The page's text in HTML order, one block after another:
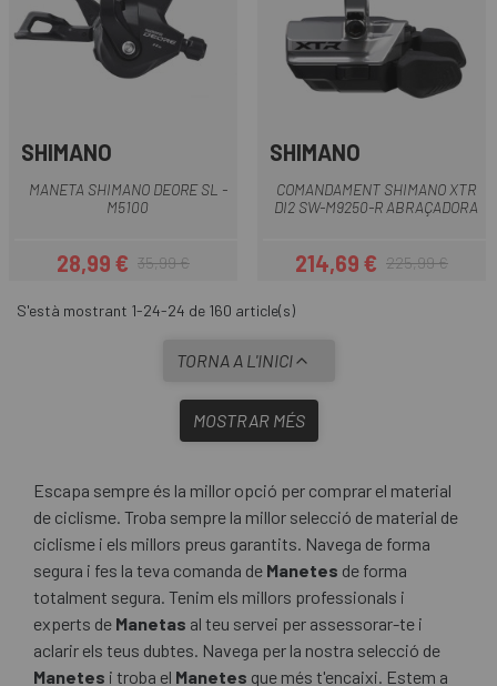
SHIMANO
MANETA SHIMANO DEORE SL -
M5100
Preu
28,99 €Preu regular
35,99 €
SHIMANO
COMANDAMENT SHIMANO XTR
DI2 SW-M9250-R ABRAÇADORA
Preu
214,69 €Preu regular
225,99 €
S'està mostrant 1-24-24 de 160 article(s)
TORNA A L'INICI
MOSTRAR MÉS
Escapa sempre és la millor opció per comprar el material
de ciclisme. Troba sempre la millor selecció de material de
ciclisme i els millors preus garantits. Navega de forma
segura i fes la teva comanda de Manetes de forma
totalment segura. Tenim els millors professionals i
experts de Manetas al teu servei per assessorar-te i
aclarir els teus dubtes. Navega per la nostra selecció de
Manetes i troba el Manetes que més t'encaixi. Estem a